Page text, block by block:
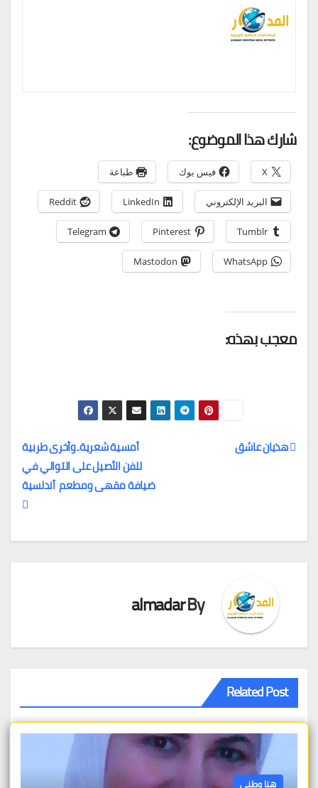
شارك هذا الموضوع:
X فيس بوك طباعة
البريد الإلكتروني LinkedIn
Reddit
Tumblr
Pinterest
Telegram
WhatsApp
Mastodon
معجب بهذه:
أمسية شعرية..وأخرى طربية
للفن الأصيل على التوالي في
ضيافة مقهى ومطعم أندلسية
هذيان عاشق
By
almadar
Related Post
هنا وطني